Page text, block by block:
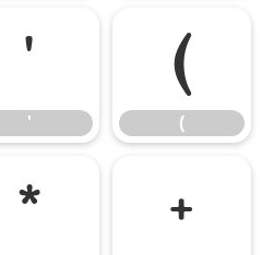
'
'
(
(
* +